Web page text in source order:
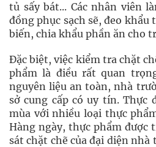
tủ sấy bát... Các nhân viên
đồng phục sạch sẽ, đeo khẩu
biến, chia khẩu phần ăn cho
Đặc biệt, việc kiểm tra chặt
phẩm là điều rất quan
nguyên liệu an toàn, nhà
sở cung cấp có uy tín. Thực
mùa với nhiều loại thực
Hàng ngày, thực phẩm được
sát chặt chẽ của đại diện